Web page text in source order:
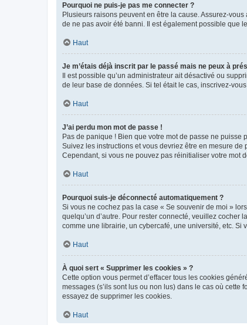
Pourquoi ne puis-je pas me connecter ?
Plusieurs raisons peuvent en être la cause. Assurez-
de ne pas avoir été banni. Il est également possible que
Haut
Je m’étais déjà inscrit par le passé mais ne peux à
Il est possible qu’un administrateur ait désactivé ou
de leur base de données. Si tel était le cas, inscrivez-
Haut
J’ai perdu mon mot de passe !
Pas de panique ! Bien que votre mot de passe ne puisse
Suivez les instructions et vous devriez être en mesure
Cependant, si vous ne pouvez pas réinitialiser votre mot
Haut
Pourquoi suis-je déconnecté automatiquement ?
Si vous ne cochez pas la case « Se souvenir de moi »
quelqu’un d’autre. Pour rester connecté, veuillez
comme une librairie, un cybercafé, une université, etc. Si
Haut
À quoi sert « Supprimer les cookies » ?
Cette option vous permet d’effacer tous les cookies
messages (s’ils sont lus ou non lus) dans le cas où
essayez de supprimer les cookies.
Haut